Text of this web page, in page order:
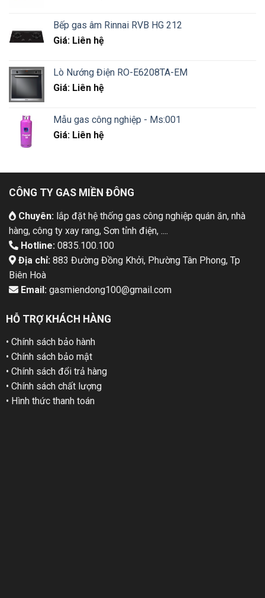
Bếp gas âm Rinnai RVB HG 212
Giá: Liên hệ
Lò Nướng Điện RO-E6208TA-EM
Giá: Liên hệ
Mẫu gas công nghiệp - Ms:001
Giá: Liên hệ
CÔNG TY GAS MIỀN ĐÔNG
Chuyên:lắp đặt hệ thống gas công nghiệp quán ăn, nhà
hàng, công ty xay rang, Sơn tỉnh điện, ....
Hotline: 0835.100.100
Địa chỉ:883 Đường Đồng Khởi, Phường Tân Phong, Tp
Biên Hoà
Email:gasmiendong100@gmail.com
HỖ TRỢ KHÁCH HÀNG
• Chính sách bảo hành
• Chính sách bảo mật
• Chính sách đổi trả hàng
• Chính sách chất lượng
• Hình thức thanh toán